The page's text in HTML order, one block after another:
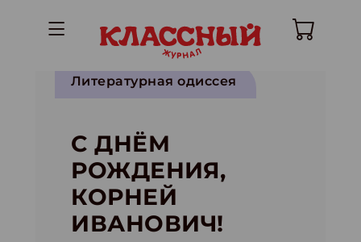
Литературная одиссея
С ДНЁМ
РОЖДЕНИЯ,
КОРНЕЙ
ИВАНОВИЧ!